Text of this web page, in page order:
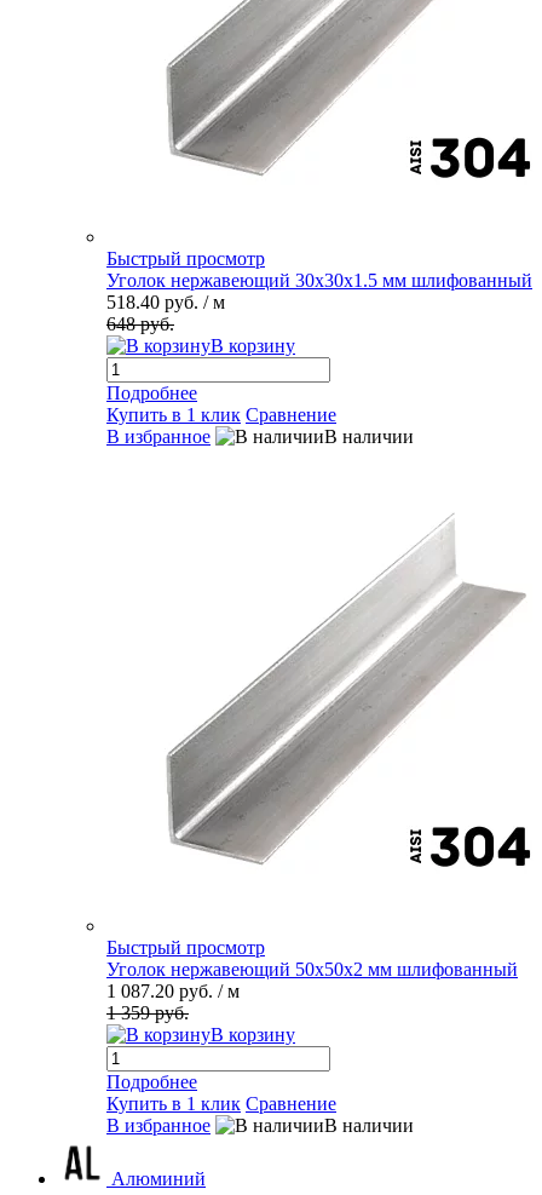
Быстрый просмотр
Уголок нержавеющий 30х30х1.5 мм шлифованный
518.40 руб. / м
648 руб.
В корзину
Подробнее
Купить в 1 клик Сравнение
В избранное
В наличии
Быстрый просмотр
Уголок нержавеющий 50х50х2 мм шлифованный
1 087.20 руб. / м
1 359 руб.
В корзину
Подробнее
Купить в 1 клик Сравнение
В избранное
В наличии
Алюминий